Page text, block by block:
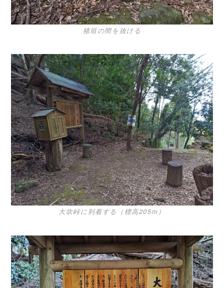
猪垣の間を抜ける
大吹峠に到着する（標高205m）